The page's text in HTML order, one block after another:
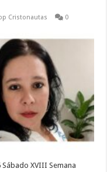
Cristonautas 0
XVIII Semana